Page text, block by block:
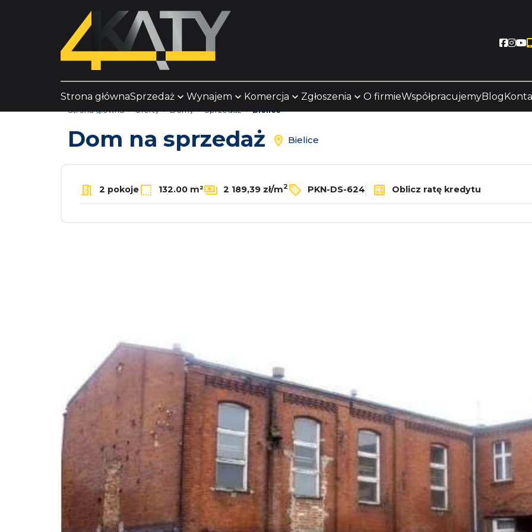
Strona głównaSprzedaż Wynajem Komercja Zgłoszenia O firmieWspółpracujemyBlog
Strona główna Oferty Domy Sprzedaż Bielice
Dom na sprzedaż Bielice
2 pokoje 132.00 m² 2 189,39 zł/m2 PKN-DS-624 Oblicz ratę kredytu